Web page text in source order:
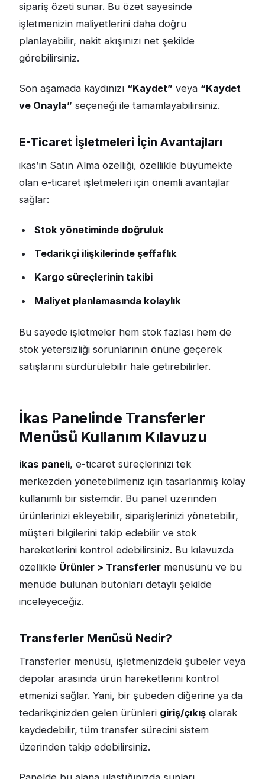
sipariş özeti sunar. Bu özet sayesinde
işletmenizin maliyetlerini daha doğru
planlayabilir, nakit akışınızı net şekilde
görebilirsiniz.
Son aşamada kaydınızı “Kaydet” veya “Kaydet
ve Onayla” seçeneği ile tamamlayabilirsiniz.
E-Ticaret İşletmeleri İçin Avantajları
ikas’ın Satın Alma özelliği, özellikle büyümekte
olan e-ticaret işletmeleri için önemli avantajlar
sağlar:
Stok yönetiminde doğruluk
Tedarikçi ilişkilerinde şeffaflık
Kargo süreçlerinin takibi
Maliyet planlamasında kolaylık
Bu sayede işletmeler hem stok fazlası hem de
stok yetersizliği sorunlarının önüne geçerek
satışlarını sürdürülebilir hale getirebilirler.
İkas Panelinde Transferler
Menüsü Kullanım Kılavuzu
ikas paneli, e-ticaret süreçlerinizi tek
merkezden yönetebilmeniz için tasarlanmış kolay
kullanımlı bir sistemdir. Bu panel üzerinden
ürünlerinizi ekleyebilir, siparişlerinizi yönetebilir,
müşteri bilgilerini takip edebilir ve stok
hareketlerini kontrol edebilirsiniz. Bu kılavuzda
özellikle Ürünler > Transferler menüsünü ve bu
menüde bulunan butonları detaylı şekilde
inceleyeceğiz.
Transferler Menüsü Nedir?
Transferler menüsü, işletmenizdeki şubeler veya
depolar arasında ürün hareketlerini kontrol
etmenizi sağlar. Yani, bir şubeden diğerine ya da
tedarikçinizden gelen ürünleri giriş/çıkış olarak
kaydedebilir, tüm transfer sürecini sistem
üzerinden takip edebilirsiniz.